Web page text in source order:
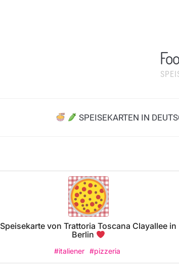
SPEISEKARTEN IN
Speisekarte von Trattoria Toscana Clayallee in
Berlin
#italiener #pizzeria